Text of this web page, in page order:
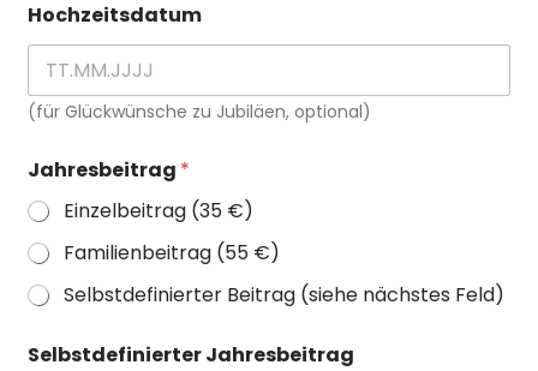
Hochzeitsdatum
(für Glückwünsche zu Jubiläen, optional)
Jahresbeitrag *
Einzelbeitrag (35 €)
Familienbeitrag (55 €)
Selbstdefinierter Beitrag (siehe nächstes Feld)
Selbstdefinierter Jahresbeitrag